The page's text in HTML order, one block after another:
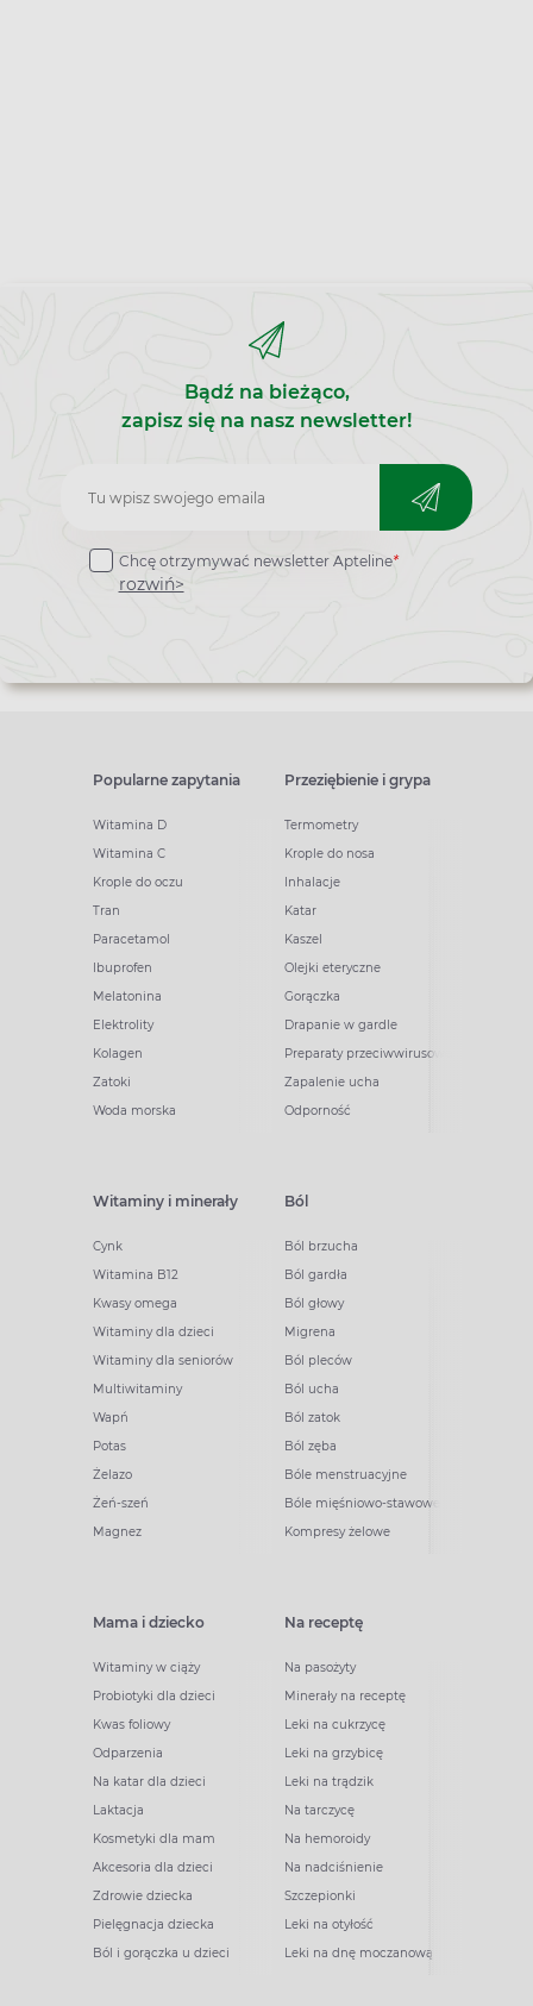
Bądź na bieżąco,
zapisz się na nasz newsletter!
Zapisz
do
newslettera
Chcę otrzymywać newsletter Apteline*
rozwiń>
Popularne zapytania
Witamina D
Witamina C
Krople do oczu
Tran
Paracetamol
Ibuprofen
Melatonina
Elektrolity
Kolagen
Zatoki
Woda morska
Przeziębienie i grypa
Termometry
Krople do nosa
Inhalacje
Katar
Kaszel
Olejki eteryczne
Gorączka
Drapanie w gardle
Preparaty przeciwwirusowe
Zapalenie ucha
Odporność
Witaminy i minerały
Cynk
Witamina B12
Kwasy omega
Witaminy dla dzieci
Witaminy dla seniorów
Multiwitaminy
Wapń
Potas
Żelazo
Żeń-szeń
Magnez
Ból
Ból brzucha
Ból gardła
Ból głowy
Migrena
Ból pleców
Ból ucha
Ból zatok
Ból zęba
Bóle menstruacyjne
Bóle mięśniowo-stawowe
Kompresy żelowe
Mama i dziecko
Witaminy w ciąży
Probiotyki dla dzieci
Kwas foliowy
Odparzenia
Na katar dla dzieci
Laktacja
Kosmetyki dla mam
Akcesoria dla dzieci
Zdrowie dziecka
Pielęgnacja dziecka
Ból i gorączka u dzieci
Na receptę
Na pasożyty
Minerały na receptę
Leki na cukrzycę
Leki na grzybicę
Leki na trądzik
Na tarczycę
Na hemoroidy
Na nadciśnienie
Szczepionki
Leki na otyłość
Leki na dnę moczanową